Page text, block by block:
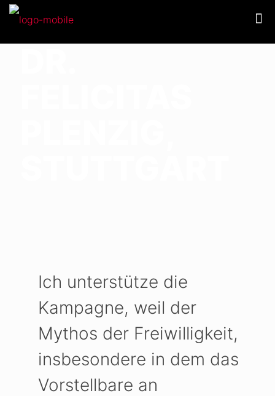
Ich unterstütze die
Kampagne, weil der
Mythos der Freiwilligkeit,
insbesondere in dem das
Vorstellbare an